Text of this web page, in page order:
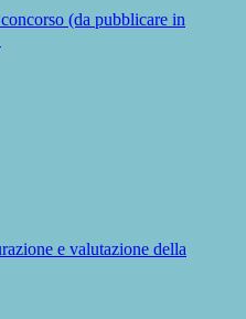
(da pubblicare in
e valutazione della